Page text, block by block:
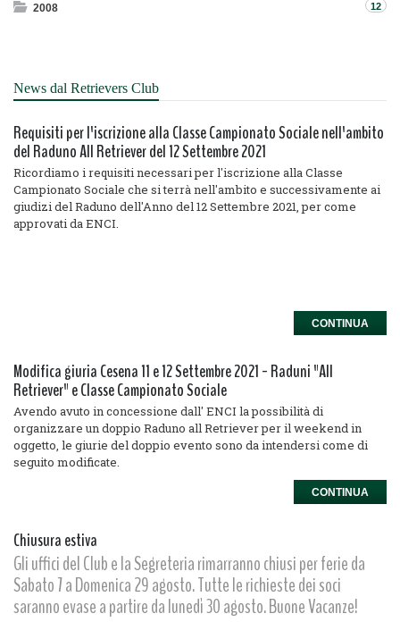
2008 12
News dal Retrievers Club
Requisiti per l'iscrizione alla Classe Campionato Sociale nell'ambito
del Raduno All Retriever del 12 Settembre 2021
Ricordiamo i requisiti necessari per l'iscrizione alla Classe
Campionato Sociale che si terrà nell'ambito e successivamente ai
giudizi del Raduno dell'Anno del 12 Settembre 2021, per come
approvati da ENCI.
CONTINUA
Modifica giuria Cesena 11 e 12 Settembre 2021 - Raduni "All
Retriever" e Classe Campionato Sociale
Avendo avuto in concessione dall' ENCI la possibilità di
organizzare un doppio Raduno all Retriever per il weekend in
oggetto, le giurie del doppio evento sono da intendersi come di
seguito modificate.
CONTINUA
Chiusura estiva
Gli uffici del Club e la Segreteria rimarranno chiusi per ferie da
Sabato 7 a Domenica 29 agosto. Tutte le richieste dei soci
saranno evase a partire da lunedì 30 agosto. Buone Vacanze!